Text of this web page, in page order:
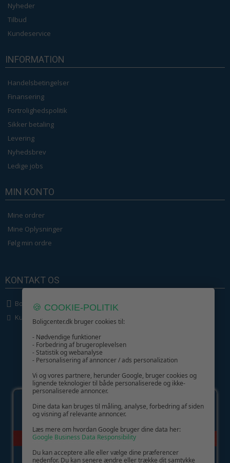
Nyheder
Tilbud
Kundeservice
INFORMATION
Handelsbetingelser
Finansering
Fortrolighedspolitik
Sikker betaling
Levering
Nyhedsbrev
Ledige jobs
MIN KONTO
Mine ordrer
Mine Oplysninger
Følg min ordre
KONTAKT OS
Boligcenter.dk
Kundeservice
GIV GLÆDE MED ET GAVEKORT!
🍪 COOKIE-POLITIK
Boligcenter.dk bruger cookies til:
- Nødvendige funktioner
- Forbedring af brugeroplevelsen
- Statistik og webanalyse
- Personalisering af annoncer / ads personalization
Vi og vores partnere, herunder Google, bruger cookies og
lignende teknologier til både personaliserede og ikke-
personaliserede annoncer.
Dine data kan bruges til måling, analyse, forbedring af siden
og visning af relevante annoncer.
Læs mere om hvordan Google bruger dine data her:
Google Business Data Responsibility
Du kan acceptere alle eller vælge dine præferencer
nedenfor. Du kan senere ændre eller trække dit samtykke